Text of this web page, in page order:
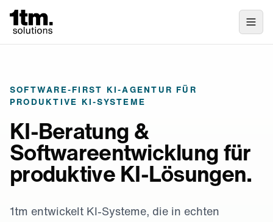
SOFTWARE-FIRST KI-AGENTUR FÜR
PRODUKTIVE KI-SYSTEME
KI-Beratung &
Softwareentwicklung für
produktive KI-Lösungen.
1tm entwickelt KI-Systeme, die in echten